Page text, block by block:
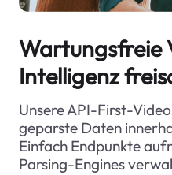
Wartungsfreie
Intelligenz
Unsere API-First-
geparste Daten
Einfach Endpunkte
Parsing-Engines